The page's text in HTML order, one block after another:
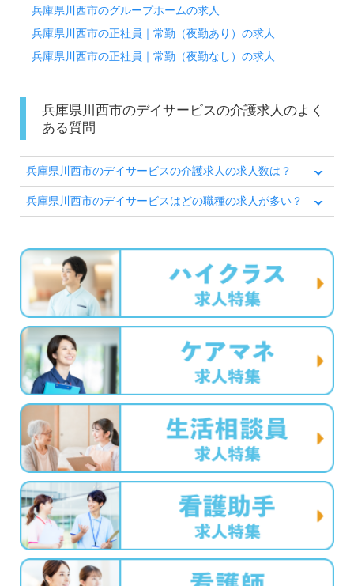
兵庫県川西市のグループホームの求人
兵庫県川西市の正社員｜常勤（夜勤あり）の求人
兵庫県川西市の正社員｜常勤（夜勤なし）の求人
兵庫県川西市のデイサービスの介護求人のよく
ある質問
兵庫県川西市のデイサービスの介護求人の求人数は？
兵庫県川西市のデイサービスはどの職種の求人が多い？